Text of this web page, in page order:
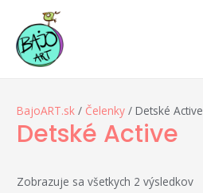
BajoART.sk / Čelenky / Detské Active
Detské Active
Zobrazuje sa všetkych 2 výsledkov